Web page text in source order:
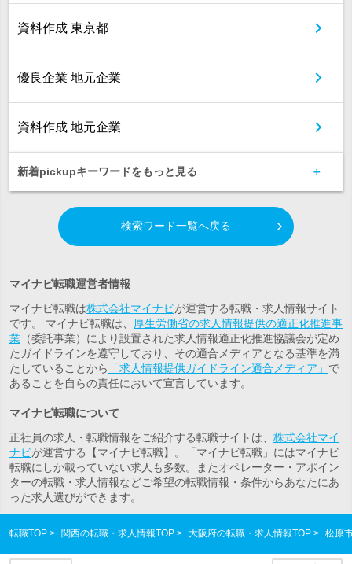
資料作成 東京都
優良企業 地元企業
資料作成 地元企業
新着pickupキーワードをもっと見る
検索ワード一覧へ戻る
マイナビ転職運営者情報
マイナビ転職は株式会社マイナビが運営する転職・求人情報サイト
です。 マイナビ転職は、
厚生労働省の求人情報提供の適正化推進事
業 （委託事業）により設置された求人情報適正化推進協議会が定め
たガイドラインを遵守しており、その適合メディアとなる基準を満
たしていることから
「求人情報提供ガイドライン適合メディア」 で
あることを自らの責任において宣言しています。
マイナビ転職について
正社員の求人・転職情報をご紹介する転職サイトは、 株式会社マイ
ナビが運営する【マイナビ転職】。「マイナビ転職」にはマイナビ
転職にしか載っていない求人も多数。またオペレーター・アポイン
ターの転職・求人情報などご希望の転職情報・条件からあなたにあ
った求人選びができます。
転職TOP 関西の転職・求人情報TOP 大阪府の転職・求人情報TOP 松原